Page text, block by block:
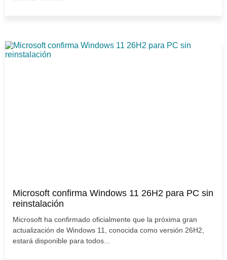
Microsoft confirma Windows 11 26H2 para PC sin
reinstalación
Microsoft ha confirmado oficialmente que la próxima gran
actualización de Windows 11, conocida como versión 26H2,
estará disponible para todos...